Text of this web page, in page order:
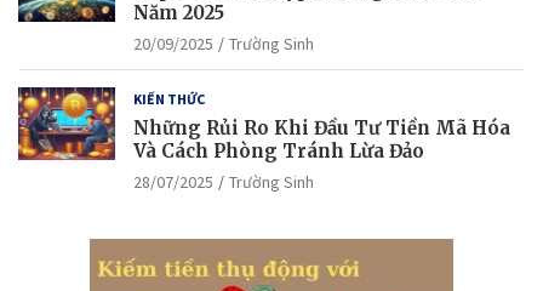
Năm 2025
20/09/2025 Trường Sinh
KIẾN THỨC
Những Rủi Ro Khi Đầu Tư Tiền Mã Hóa
Và Cách Phòng Tránh Lừa Đảo
28/07/2025 Trường Sinh